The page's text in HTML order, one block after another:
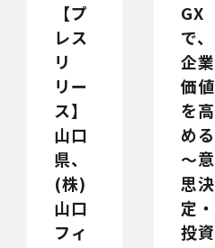
【プ
レス
リ
リー
ス】
山口
県、
(株)
山口
フィ
GX
で、
企業
価値
を高
める
～意
思決
定・
投資